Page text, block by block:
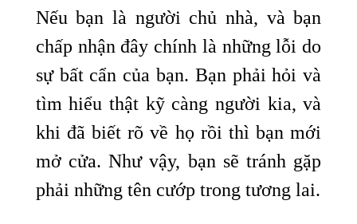
Nếu bạn là người chủ nhà, và bạn
chấp nhận đây chính là những lỗi do
sự bất cẩn của bạn. Bạn phải hỏi và
tìm hiểu thật kỹ càng người kia, và
khi đã biết rõ về họ rồi thì bạn mới
mở cửa. Như vậy, bạn sẽ tránh gặp
phải những tên cướp trong tương lai.